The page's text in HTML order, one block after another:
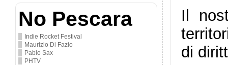
No Pescara
Indie Rocket Festival
Maurizio Di Fazio
Pablo Sax
PHTV
Il
di